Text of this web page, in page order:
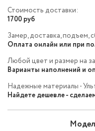
Стоимость доставки:
1700 руб
Замер, доставка, подъем,
Оплата онлайн или при
Любой цвет и размер на
Варианты наполнений и
Надежные материалы -
Найдете дешевле -